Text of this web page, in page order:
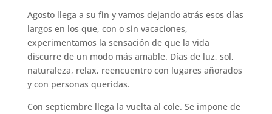
Agosto llega a su fin y vamos dejando atrás esos días
largos en los que, con o sin vacaciones,
experimentamos la sensación de que la vida
discurre de un modo más amable. Días de luz, sol,
naturaleza, relax, reencuentro con lugares añorados
y con personas queridas.
Con septiembre llega la vuelta al cole. Se impone de